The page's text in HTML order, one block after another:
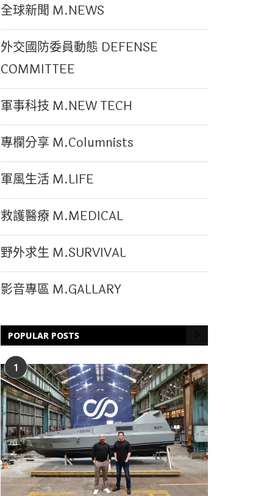
全球新聞 M.NEWS
外交國防委員動態 DEFENSE
COMMITTEE
軍事科技 M.NEW TECH
專欄分享 M.Columnists
軍風生活 M.LIFE
救護醫療 M.MEDICAL
野外求生 M.SURVIVAL
影音專區 M.GALLARY
POPULAR POSTS
1